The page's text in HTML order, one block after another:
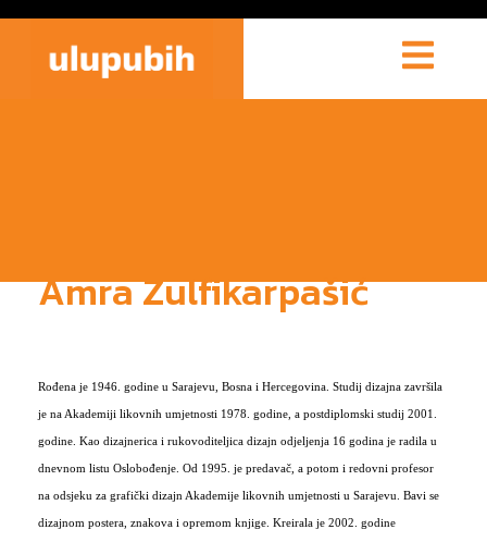
Amra Zulfikarpašić
Rođena je 1946. godine u Sarajevu, Bosna i Hercegovina. Studij dizajna završila
je na Akademiji likovnih umjetnosti 1978. godine, a postdiplomski studij 2001.
godine. Kao dizajnerica i rukovoditeljica dizajn odjeljenja 16 godina je radila u
dnevnom listu Oslobođenje. Od 1995. je predavač, a potom i redovni profesor
na odsjeku za grafički dizajn Akademije likovnih umjetnosti u Sarajevu. Bavi se
dizajnom postera, znakova i opremom knjige. Kreirala je 2002. godine